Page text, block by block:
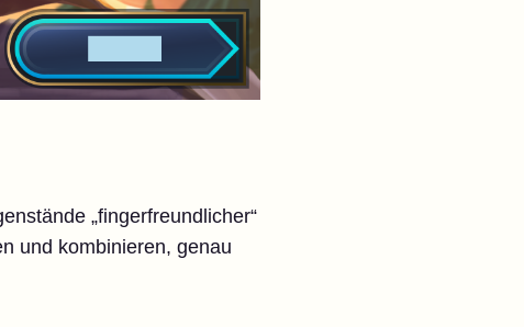
„fingerfreundlicher“
und kombinieren, genau